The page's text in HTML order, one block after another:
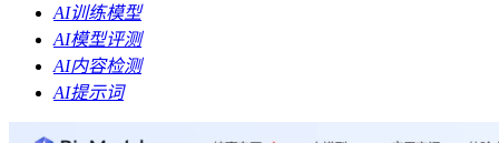
AI训练模型
AI模型评测
AI内容检测
AI提示词